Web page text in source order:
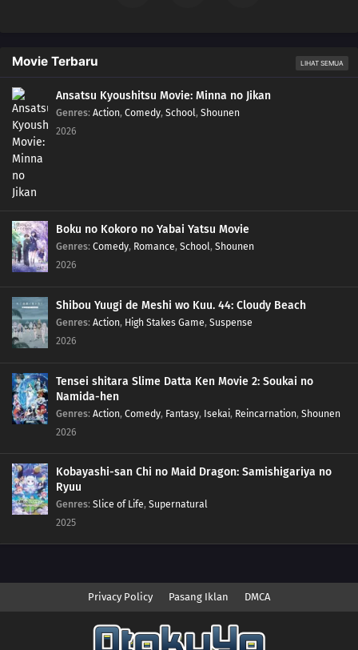
56 Liko vs. Rika! Towards the Battle's End
55 Showdown! The Paldea Elite Four
54 The Treasure of Eternity
53 Hatenna and the Otherworldly
51 The Flower Tower
49 Dot and Nidothing
47 Put Your Heart Into It!
Welcome to Naranja Academy!
45 From So Far Away
44 The Plan to Capture Rayquaza
43 A Challenge from the Explorers
42 Transform! Hero of the Seas, Palafin
Movie Terbaru LIHAT SEMUA
Ansatsu Kyoushitsu Movie: Minna no Jikan
Genres: Action, Comedy, School, Shounen
2026
Boku no Kokoro no Yabai Yatsu Movie
Genres: Comedy, Romance, School, Shounen
2026
Shibou Yuugi de Meshi wo Kuu. 44: Cloudy Beach
Genres: Action, High Stakes Game, Suspense
2026
Tensei shitara Slime Datta Ken Movie 2: Soukai no
Namida-hen
Genres: Action, Comedy, Fantasy, Isekai, Reincarnation, Shounen
2026
Kobayashi-san Chi no Maid Dragon: Samishigariya no
Ryuu
Genres: Slice of Life, Supernatural
2025
Privacy Policy Pasang Iklan DMCA